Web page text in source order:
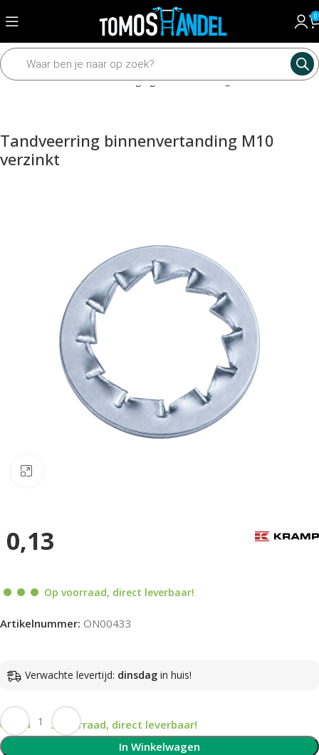
0
Home Framedelen Bevestiging materiaal Ringen
Tandveerring binnenvertanding M10
verzinkt
0,13
Op voorraad, direct leverbaar!
Artikelnummer: ON00433
Verwachte levertijd: dinsdag in huis!
Op voorraad, direct leverbaar!
In Winkelwagen